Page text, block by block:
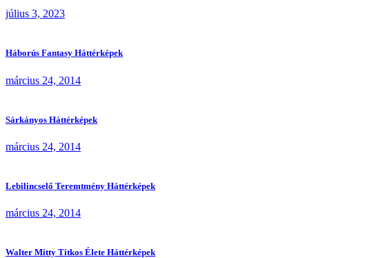
július 3, 2023
Háborús Fantasy Háttérképek
március 24, 2014
Sárkányos Háttérképek
március 24, 2014
Lebilincselő Teremtmény Háttérképek
március 24, 2014
Walter Mitty Titkos Élete Háttérképek